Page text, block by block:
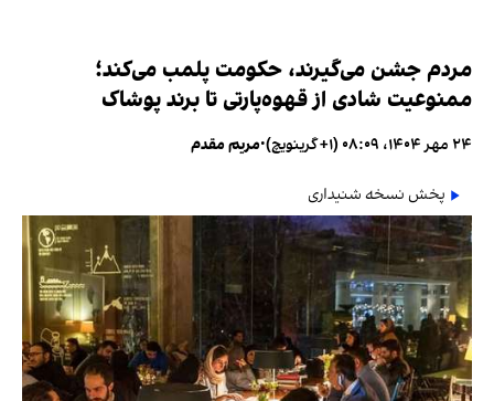
مردم جشن می‌گیرند، حکومت پلمب می‌کند؛
ممنوعیت شادی از قهوه‌پارتی تا برند پوشاک
۲۴ مهر ۱۴۰۴، ۰۸:۰۹ (‎+۱ گرینویچ) •مریم مقدم
پخش نسخه شنیداری